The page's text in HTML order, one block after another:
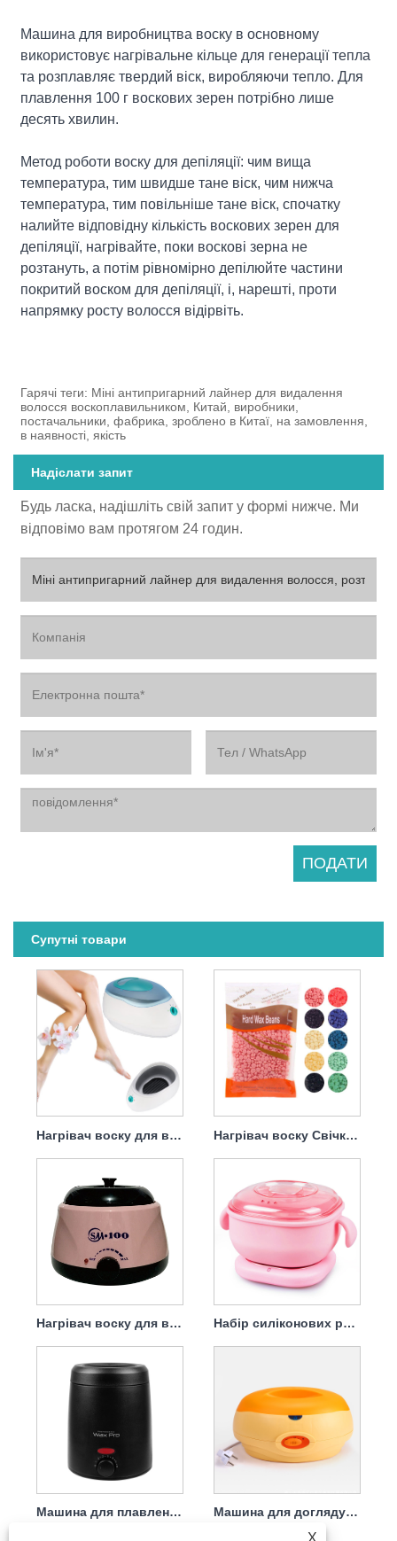
Машина для виробництва воску в основному
використовує нагрівальне кільце для генерації тепла
та розплавляє твердий віск, виробляючи тепло. Для
плавлення 100 г воскових зерен потрібно лише
десять хвилин.
Метод роботи воску для депіляції: чим вища
температура, тим швидше тане віск, чим нижча
температура, тим повільніше тане віск, спочатку
налийте відповідну кількість воскових зерен для
депіляції, нагрівайте, поки воскові зерна не
розтануть, а потім рівномірно депілюйте частини
покритий воском для депіляції, і, нарешті, проти
напрямку росту волосся відірвіть.
Гарячі теги: Міні антипригарний лайнер для видалення
волосся воскоплавильником, Китай, виробники,
постачальники, фабрика, зроблено в Китаї, на замовлення,
в наявності, якість
Надіслати запит
Будь ласка, надішліть свій запит у формі нижче. Ми
відповімо вам протягом 24 годин.
Супутні товари
Нагрівач воску для видалення волосся силікагелем Набір силіконових розплавників гарячого воску Beeswax Bean
Машина для плавлення воску для видалення волосся з твердим воском Машина для догляду за руками та ногами
X